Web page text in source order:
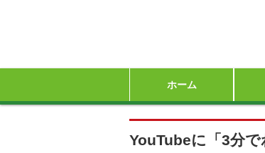
ホーム
YouTubeに「3分